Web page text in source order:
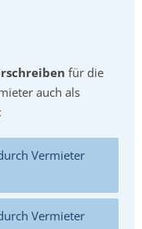
für die
auch als
:
Vermieter
Vermieter